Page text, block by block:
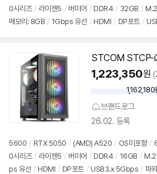
0시리즈 / 라이젠5 / 버미어 / DDR4 / 32GB / M.2
메모리: 8GB / 1Gbps 유선 / HDMI / DP포트 /
STCOM STCP-
1,223,350원
우
할
인
1,162,180
브랜드로그
26.02. 등록
5600 / RTX 5050 / (AMD) A520 / OS미포함 /
0시리즈 / 라이젠5 / 버미어 / DDR4 / 16GB / M.2
ps 유선 / HDMI / DP포트 / USB3.x 5Gbps / 파